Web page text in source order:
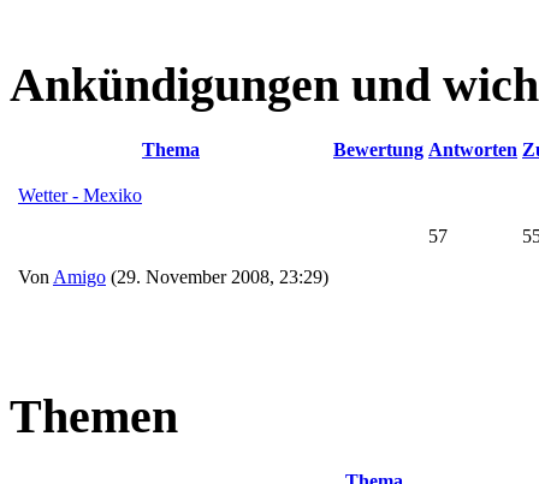
Ankündigungen und
Thema Bewertung Antworten
Wetter - Mexiko
Von Amigo (29. November 2008, 23:29)
57
Themen